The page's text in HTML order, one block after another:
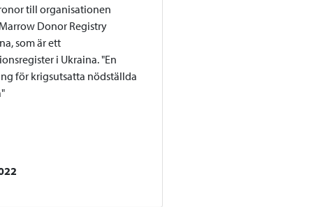
till organisationen
Donor Registry
som är ett
i Ukraina. "En
för krigsutsatta nödställda